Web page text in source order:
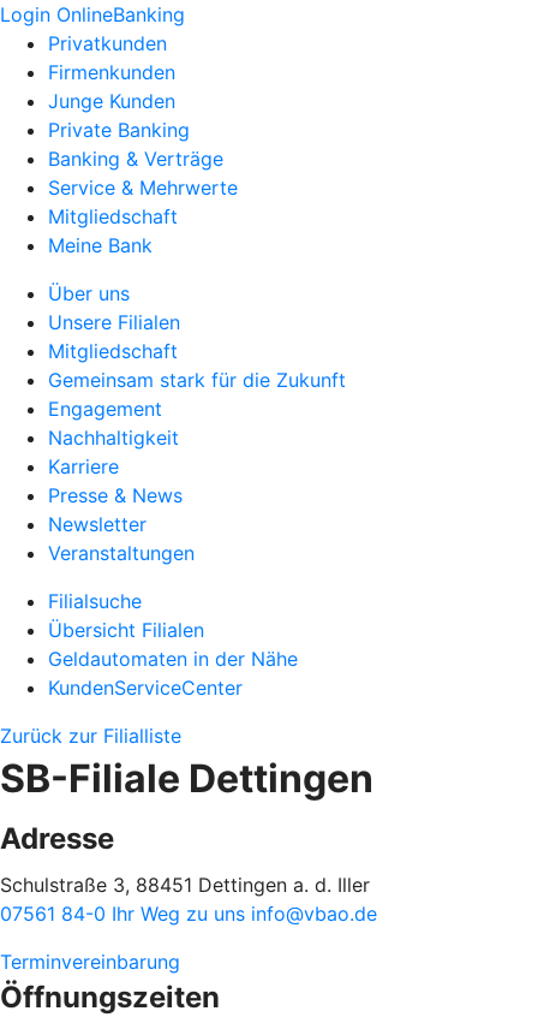
Login OnlineBanking
Privatkunden
Firmenkunden
Junge Kunden
Private Banking
Banking & Verträge
Service & Mehrwerte
Mitgliedschaft
Meine Bank
Über uns
Unsere Filialen
Mitgliedschaft
Gemeinsam stark für die Zukunft
Engagement
Nachhaltigkeit
Karriere
Presse & News
Newsletter
Veranstaltungen
Filialsuche
Übersicht Filialen
Geldautomaten in der Nähe
KundenServiceCenter
Zurück zur Filialliste
SB-Filiale Dettingen
Adresse
Schulstraße 3, 88451 Dettingen a. d. Iller
07561 84-0 Ihr Weg zu uns info@vbao.de
Terminvereinbarung
Öffnungszeiten